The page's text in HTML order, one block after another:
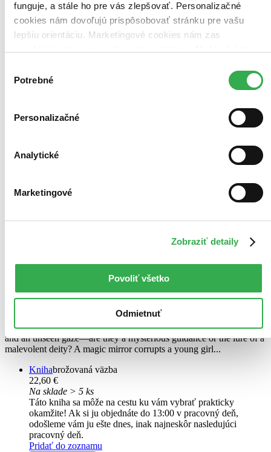
funguje, a stále ho pre vás zlepšovať. Personalizačné
cookies nám dovoľujú prispôsobovať stránku pre vašu
lepšiu orientáciu. Marketingové cookies nám zas
keby sme mohli používať všetky tieto cookies. Ďakujeme!
súhlasu
Potrebné
Personalizačné
Analytické
Marketingové
Zobraziť detaily
Povoliť všetko
Odmietnuť
Lord of Mysteries 2
The majestic palace atop the tallest peak of the Hornacis Mountains
and an unseen gaze—are they a mysterious guidance or the lure of a
malevolent deity? A magic mirror corrupts a young girl...
Knihabrožovaná väzba
22,60 €
Na sklade > 5 ks
Táto kniha sa môže na cestu ku vám vybrať prakticky
okamžite! Ak si ju objednáte do 13:00 v pracovný deň,
odošleme vám ju ešte dnes, inak najneskôr nasledujúci
pracovný deň.
Pridať do zoznamu